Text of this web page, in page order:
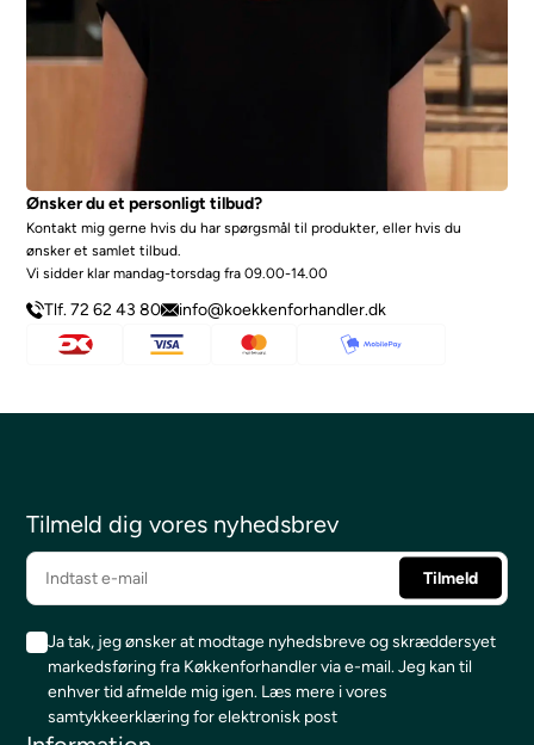
Ønsker du et personligt tilbud?
Kontakt mig gerne hvis du har spørgsmål til produkter, eller hvis du
ønsker et samlet tilbud.
Vi sidder klar mandag-torsdag fra 09.00-14.00
Tlf. 72 62 43 80 info@koekkenforhandler.dk
Tilmeld dig vores nyhedsbrev
Ja tak, jeg ønsker at modtage nyhedsbreve og skræddersyet
markedsføring fra Køkkenforhandler via e-mail. Jeg kan til
enhver tid afmelde mig igen. Læs mere i vores
samtykkeerklæring for elektronisk post